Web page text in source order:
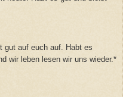
gut auf euch auf. Habt es
wir leben lesen wir uns wieder.*